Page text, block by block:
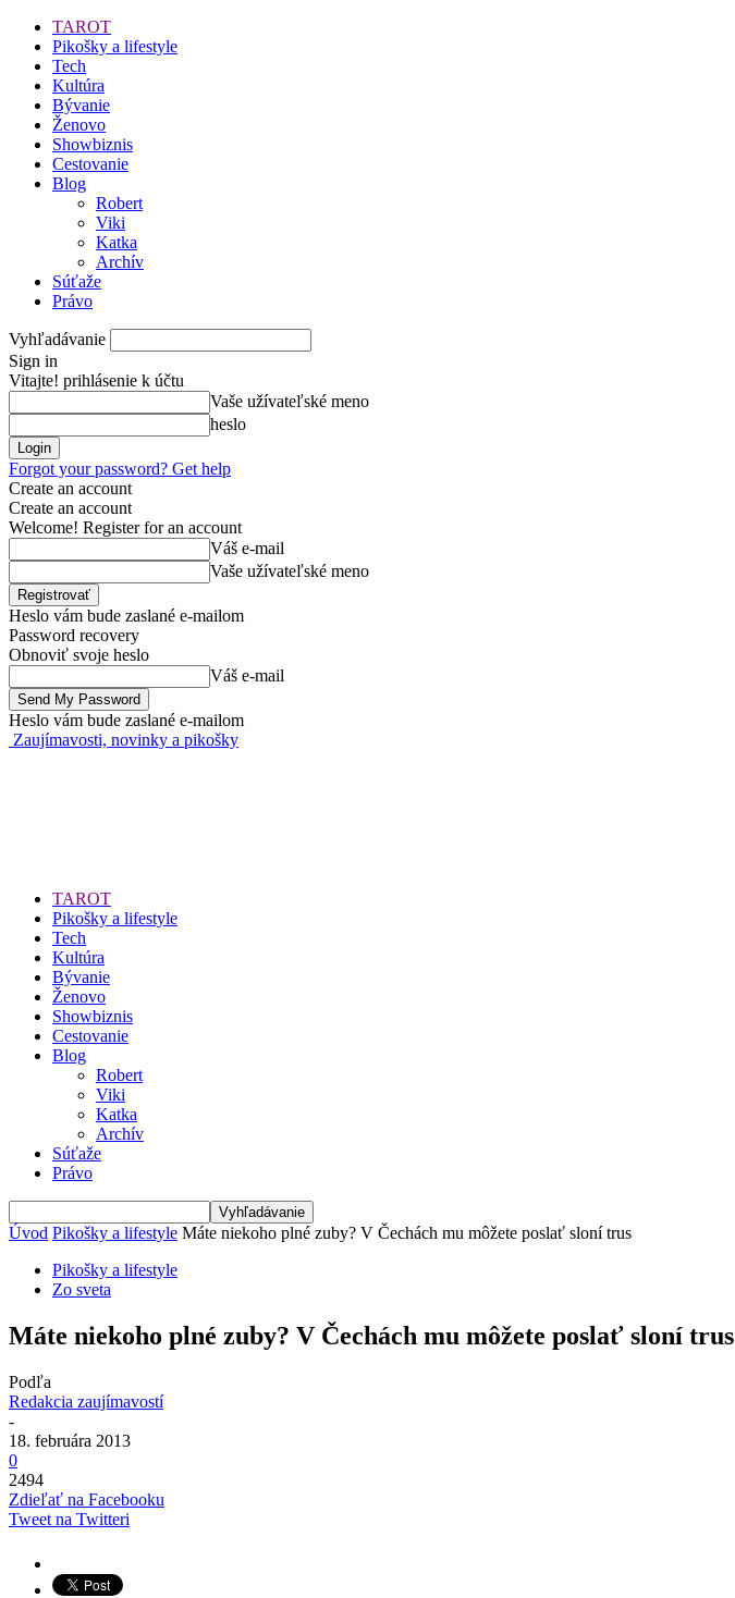
TAROT
Pikošky a lifestyle
Tech
Kultúra
Bývanie
Ženovo
Showbiznis
Cestovanie
Blog
Robert
Viki
Katka
Archív
Súťaže
Právo
Vyhľadávanie
Sign in
Vitajte! prihlásenie k účtu
Vaše užívateľské meno
heslo
Forgot your password? Get help
Create an account
Create an account
Welcome! Register for an account
Váš e-mail
Vaše užívateľské meno
Heslo vám bude zaslané e-mailom
Password recovery
Obnoviť svoje heslo
Váš e-mail
Heslo vám bude zaslané e-mailom
Zaujímavosti, novinky a pikošky
TAROT
Pikošky a lifestyle
Tech
Kultúra
Bývanie
Ženovo
Showbiznis
Cestovanie
Blog
Robert
Viki
Katka
Archív
Súťaže
Právo
Úvod Pikošky a lifestyle Máte niekoho plné zuby? V Čechách mu môžete poslať sloní trus
Pikošky a lifestyle
Zo sveta
Máte niekoho plné zuby? V Čechách mu môžete poslať sloní trus
Podľa
Redakcia zaujímavostí
-
18. februára 2013
0
2494
Zdieľať na Facebooku
Tweet na Twitteri